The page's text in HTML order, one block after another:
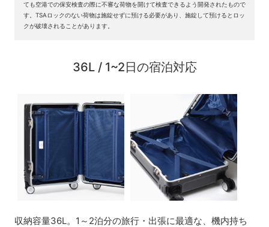
ても空港での保安検査の際に不審な荷物を開けて検査できるよう開発されたもので
す。TSAロックのない荷物は施錠せずに預ける必要があり、施錠して預けるとロッ
クが破壊されることがあります。
36L / 1~2日の宿泊対応
収納容量36L。1～2泊分の旅行・出張に最適な、機内持ち